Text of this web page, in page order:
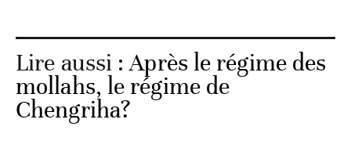
Lire aussi :Après le régime des
mollahs, le régime de
Chengriha?